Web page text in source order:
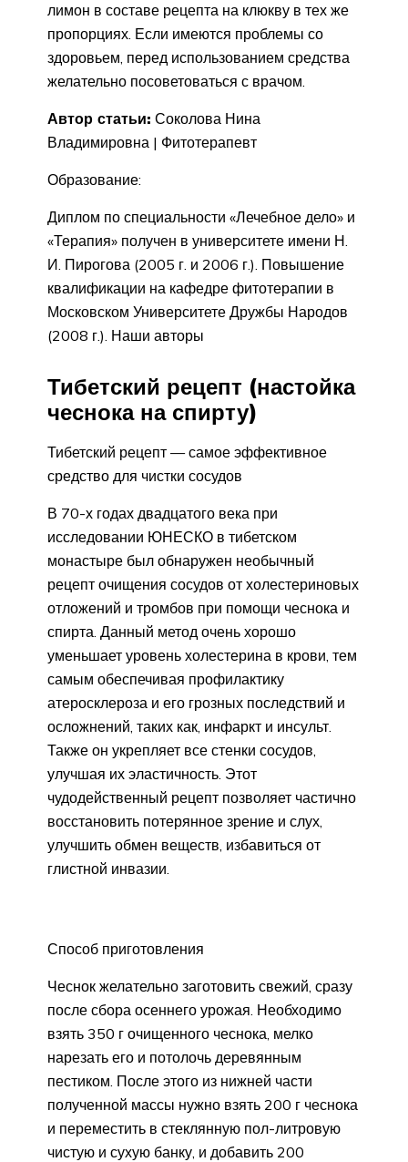
лимон в составе рецепта на клюкву в тех же
пропорциях. Если имеются проблемы со
здоровьем, перед использованием средства
желательно посоветоваться с врачом.
Автор статьи: Соколова Нина
Владимировна | Фитотерапевт
Образование:
Диплом по специальности «Лечебное дело» и
«Терапия» получен в университете имени Н.
И. Пирогова (2005 г. и 2006 г.). Повышение
квалификации на кафедре фитотерапии в
Московском Университете Дружбы Народов
(2008 г.). Наши авторы
Тибетский рецепт (настойка
чеснока на спирту)
Тибетский рецепт — самое эффективное
средство для чистки сосудов
В 70-х годах двадцатого века при
исследовании ЮНЕСКО в тибетском
монастыре был обнаружен необычный
рецепт очищения сосудов от холестериновых
отложений и тромбов при помощи чеснока и
спирта. Данный метод очень хорошо
уменьшает уровень холестерина в крови, тем
самым обеспечивая профилактику
атеросклероза и его грозных последствий и
осложнений, таких как, инфаркт и инсульт.
Также он укрепляет все стенки сосудов,
улучшая их эластичность. Этот
чудодейственный рецепт позволяет частично
восстановить потерянное зрение и слух,
улучшить обмен веществ, избавиться от
глистной инвазии.
Способ приготовления
Чеснок желательно заготовить свежий, сразу
после сбора осеннего урожая. Необходимо
взять 350 г очищенного чеснока, мелко
нарезать его и потолочь деревянным
пестиком. После этого из нижней части
полученной массы нужно взять 200 г чеснока
и переместить в стеклянную пол-литровую
чистую и сухую банку, и добавить 200